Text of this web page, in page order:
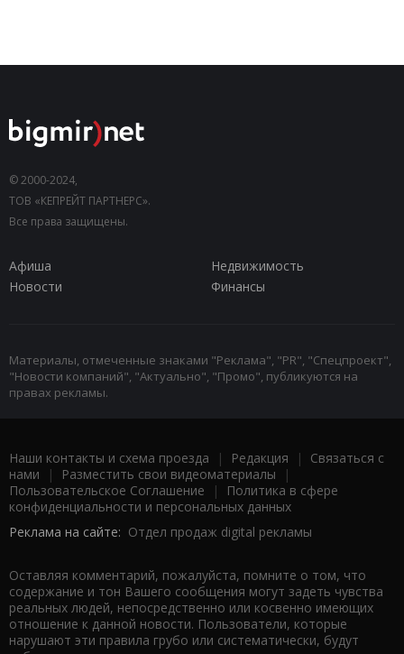
© 2000-2024,
ТОВ «КЕПРЕЙТ ПАРТНЕРС».
Все права защищены.
Афиша
Недвижимость
Новости
Финансы
Материалы, отмеченные знаками "Реклама", "PR", "Спецпроект",
"Новости компаний", "Актуально", "Промо", публикуются на
правах рекламы.
Наши контакты и схема проезда | Редакция | Связаться с
нами | Разместить свои видеоматериалы |
Пользовательское Соглашение |
Политика в сфере
конфиденциальности и персональных данных
Реклама на сайте: Отдел продаж digital рекламы
Оставляя комментарий, пожалуйста, помните о том, что
содержание и тон Вашего сообщения могут задеть чувства
реальных людей, непосредственно или косвенно имеющих
отношение к данной новости. Пользователи, которые
нарушают эти правила грубо или систематически, будут